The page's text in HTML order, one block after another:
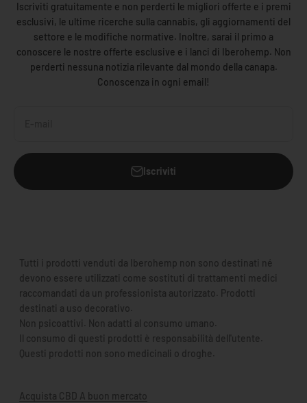
Iscriviti gratuitamente e non perderti le migliori offerte e i premi
esclusivi, le ultime ricerche sulla cannabis, gli aggiornamenti del
settore e le modifiche normative. Inoltre, sarai il primo a
conoscere le nostre offerte esclusive e i lanci di Iberohemp. Non
perderti nessuna notizia rilevante dal mondo della canapa.
Conoscenza in ogni email!
Iscriviti
Tutti i prodotti venduti da Iberohemp non sono destinati né
devono essere utilizzati come sostituti di trattamenti medici
raccomandati da un professionista autorizzato. Prodotti
destinati a uso decorativo.
Non psicoattivi. Non adatti al consumo umano.
Il consumo di questi prodotti è responsabilità dell'utente.
Questi prodotti non sono medicinali o droghe.
Acquista CBD A buon mercato